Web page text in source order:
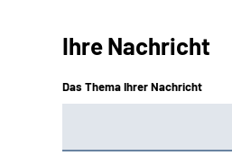
Ihre Nachricht
Das Thema Ihrer Nachricht